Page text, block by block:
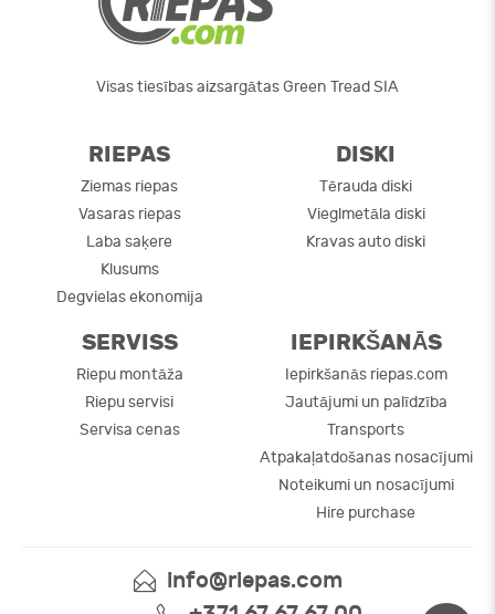
Visas tiesības aizsargātas Green Tread SIA
RIEPAS
Ziemas riepas
Vasaras riepas
Laba saķere
Klusums
Degvielas ekonomija
DISKI
Tērauda diski
Vieglmetāla diski
Kravas auto diski
SERVISS
Riepu montāža
Riepu servisi
Servisa cenas
IEPIRKŠANĀS
Iepirkšanās riepas.com
Jautājumi un palīdzība
Transports
Atpakaļatdošanas nosacījumi
Noteikumi un nosacījumi
Hire purchase
info@riepas.com